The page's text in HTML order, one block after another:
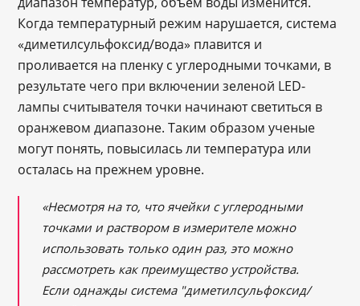
Когда температурный режим нарушается, система
«диметилсульфоксид/вода» плавится и
проливается на пленку с углеродными точками, в
результате чего при включении зеленой LED-
лампы считывателя точки начинают светиться в
оранжевом диапазоне. Таким образом ученые
могут понять, повысилась ли температура или
осталась на прежнем уровне.
«Несмотря на то, что ячейки с углеродными
точками и раствором в измерителе можно
использовать только один раз, это можно
рассмотреть как преимущество устройства.
Если однажды система "диметилсульфоксид/